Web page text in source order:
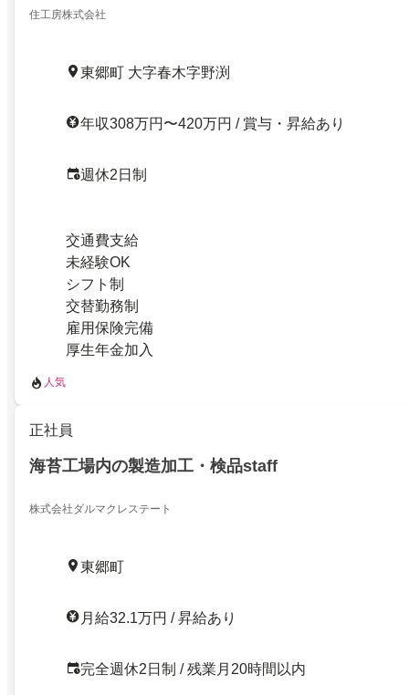
住工房株式会社
東郷町 大字春木字野渕
年収308万円〜420万円 / 賞与・昇給あり
週休2日制
交通費支給
未経験OK
シフト制
交替勤務制
雇用保険完備
厚生年金加入
人気
正社員
海苔工場内の製造加工・検品staff
株式会社ダルマクレステート
東郷町
月給32.1万円 / 昇給あり
完全週休2日制 / 残業月20時間以内